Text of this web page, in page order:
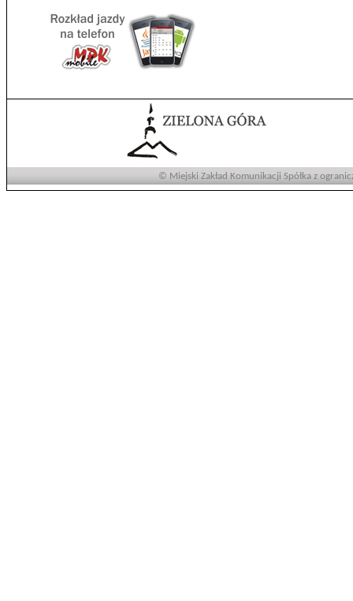
© Miejski Zakład Komunikacji Spółka z